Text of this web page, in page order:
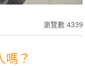
瀏覽數:4339
嗎？